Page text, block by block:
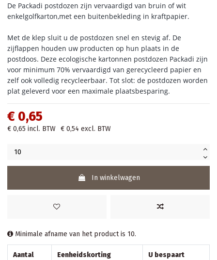
De Packadi postdozen zijn vervaardigd van bruin of wit
enkelgolfkarton,met een buitenbekleding in kraftpapier.
Met de klep sluit u de postdozen snel en stevig af. De
zijflappen houden uw producten op hun plaats in de
postdoos. Deze ecologische kartonnen postdozen Packadi zijn
voor minimum 70% vervaardigd van gerecycleerd papier en
zelf ook volledig recycleerbaar. Tot slot: de postdozen worden
plat geleverd voor een maximale plaatsbesparing.
€ 0,65
€ 0,65 incl. BTW € 0,54 excl. BTW
In winkelwagen
Minimale afname van het product is 10.
Aantal Eenheidskorting U bespaart